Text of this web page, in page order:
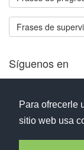
Para ofrecerle
sitio web usa
Frases de
Síguenos en